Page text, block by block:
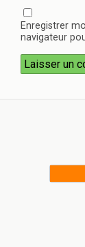
Enregistrer
navigateur